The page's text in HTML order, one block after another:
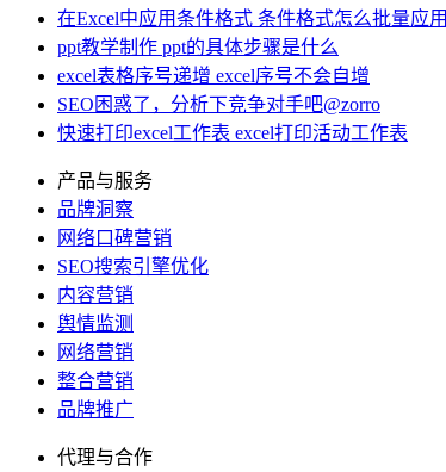
在Excel中应用条件格式 条件格式怎么批量应用
ppt教学制作 ppt的具体步骤是什么
excel表格序号递增 excel序号不会自增
SEO困惑了，分析下竞争对手吧@zorro
快速打印excel工作表 excel打印活动工作表
产品与服务
品牌洞察
网络口碑营销
SEO搜索引擎优化
内容营销
舆情监测
网络营销
整合营销
品牌推广
代理与合作